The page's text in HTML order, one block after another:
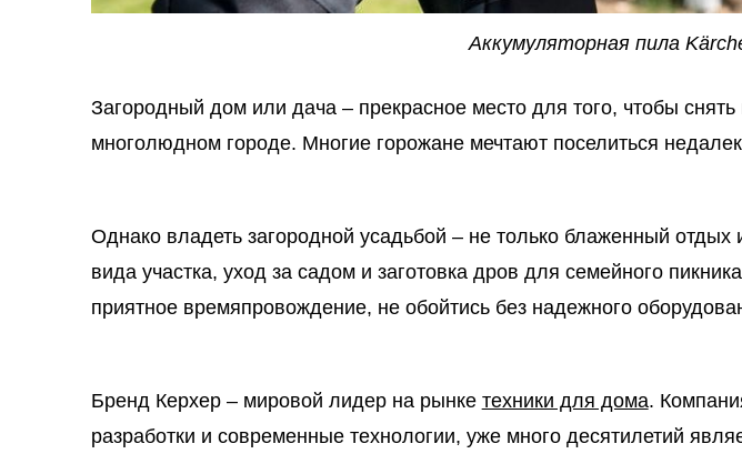
Аккумуляторная пила
Загородный дом или дача – прекрасное место для того, чтобы
многолюдном городе. Многие горожане мечтают поселиться
Однако владеть загородной усадьбой – не только блаженный
вида участка, уход за садом и заготовка дров для семейного
приятное времяпровождение, не обойтись без надежного
Бренд Керхер – мировой лидер на рынке техники для дома.
разработки и современные технологии, уже много десятилетий